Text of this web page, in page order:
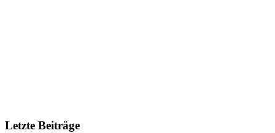
Letzte Beiträge